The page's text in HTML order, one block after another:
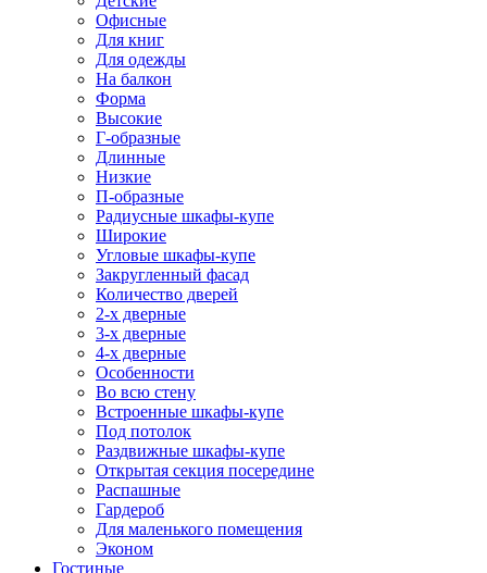
Офисные
Для книг
Для одежды
На балкон
Форма
Высокие
Г-образные
Длинные
Низкие
П-образные
Радиусные шкафы-купе
Широкие
Угловые шкафы-купе
Закругленный фасад
Количество дверей
2-х дверные
3-х дверные
4-х дверные
Особенности
Во всю стену
Встроенные шкафы-купе
Под потолок
Раздвижные шкафы-купе
Открытая секция посередине
Распашные
Гардероб
Для маленького помещения
Эконом
Гостиные